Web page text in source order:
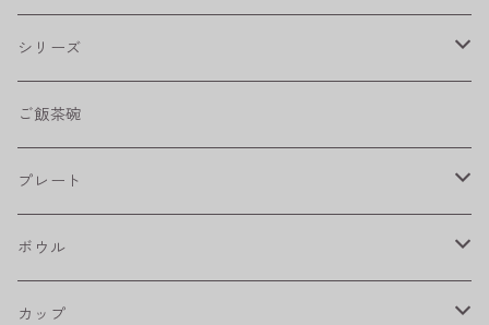
シリーズ
shabby chic style
フラワーパレード
八角シリーズ
RONDE
ご飯茶碗
プレート
楕円皿
丸皿
ボウル
大鉢
カップ